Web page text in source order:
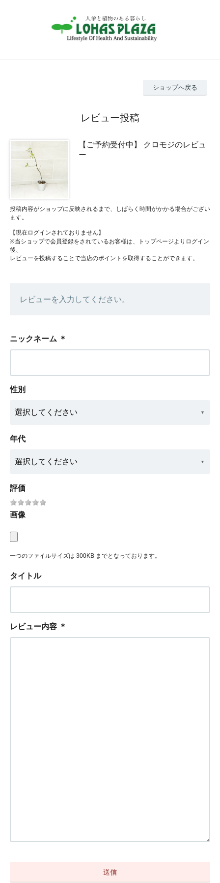
ショップへ戻る
レビュー投稿
【ご予約受付中】 クロモジのレビュ
ー
投稿内容がショップに反映されるまで、しばらく時間がかかる場合がござい
ます。
【現在ログインされておりません】
※当ショップで会員登録をされているお客様は、トップページよりログイン
後、
レビューを投稿することで当店のポイントを取得することができます。
レビューを入力してください。
ニックネーム ＊
性別
年代
評価
画像
一つのファイルサイズは 300KB までとなっております。
タイトル
レビュー内容 ＊